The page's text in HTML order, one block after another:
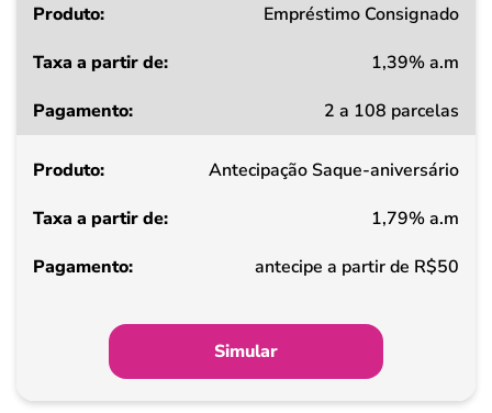
Produto
a
de
Pagamento
Empréstimo Consignado
1,39% a.m
2 a 108 parcelas
Antecipação Saque-aniversário
1,79% a.m
antecipe a partir de R$50
Simular